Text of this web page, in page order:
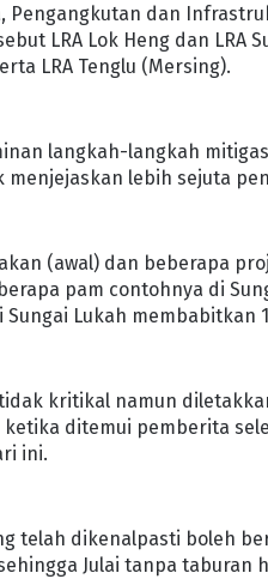
Pengangkutan dan
LRA Lok Heng dan LRA
LRA Tenglu (Mersing).
langkah-langkah
lebih sejuta
(awal) dan beberapa
pam contohnya di
Lukah membabitkan
kritikal namun
ketika ditemui pemberita
ini.
telah dikenalpasti boleh
Julai tanpa taburan